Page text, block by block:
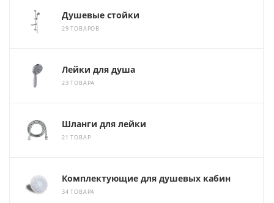
Душевые стойки
29 ТОВАРОВ
Лейки для душа
23 ТОВАРА
Шланги для лейки
21 ТОВАР
Комплектующие для душевых кабин
34 ТОВАРА